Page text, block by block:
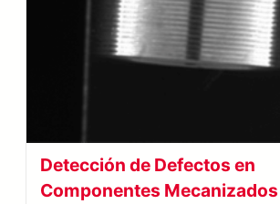
Detección de Defectos en
Componentes